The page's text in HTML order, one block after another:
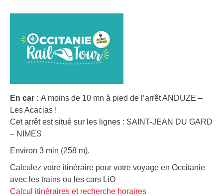
En car : A moins de 10 mn à pied de l’arrêt ANDUZE –
Les Acacias !
Cet arrêt est situé sur les lignes : SAINT-JEAN DU GARD
– NIMES
Environ 3 min (258 m).
Calculez votre itinéraire pour votre voyage en Occitanie
avec les trains ou les cars LiO
Calcul itinéraires et recherche horaires